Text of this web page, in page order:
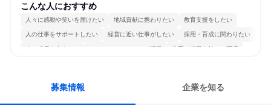
こんな人におすすめ
人々に感動や笑いを届けたい 地域貢献に携わりたい 教育支援をしたい
人の仕事をサポートしたい 経営に近い仕事がしたい 採用・育成に関わりたい
人の成長を支えたい コミュニケーションが活発 若手が裁量を持てる環境
募集情報 企業を知る